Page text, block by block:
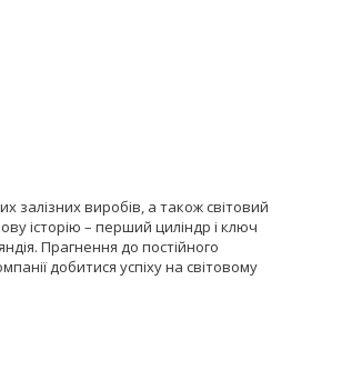
залізних виробів, а також світовий
історію – перший циліндр і ключ
Прагнення до постійного
добитися успіху на світовому